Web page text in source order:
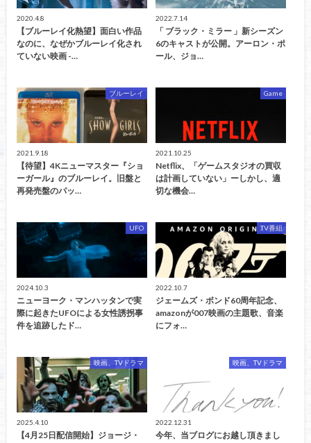
2020.4.8
【ブルーレイ化熱望】面白い作品
なのに、なぜかブルーレイ化され
ていない映画 -…
2022.7.14
「 ブラック・ミラー 」新シーズン
6のキャストが公開。アーロン・ポ
ール、ジョ…
ブルーレイ
2021.9.18
【待望】4Kニューマスター『ショ
ーガール』のブルーレイ。旧盤と
再発売盤のパッ…
Game
2021.10.25
Netflix、「ゲームスタジオの買収
は計画していない」ーしかし、適
切な機会…
UFO
2024.10.3
ニューヨーク・マンハッタンで実
際に起きたUFOによる女性誘拐事
件を追跡したド…
TV番組
2022.10.7
ジェームズ・ボンド60周年記念、
amazonが007映画の主題歌、音楽
にフォ…
映画、TVドラマ
2025.4.10
【4月25日配信開始】ジョージ・
映画、TVドラマ
2022.12.31
今年、当ブログにお越し頂きまし